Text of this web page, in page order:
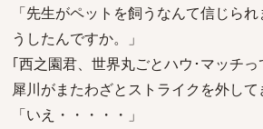
「先生がペットを飼うなんて信じら
うしたんですか。」
｢西之園君、世界丸ごとハウ･マッチっ
犀川がまたわざとストライクを外して
「いえ・・・・・」